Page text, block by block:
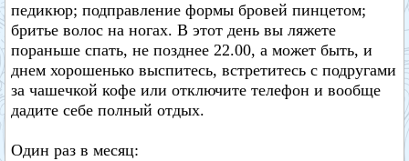
педикюр; подправление формы бровей пинцетом;
бритье волос на ногах. В этот день вы ляжете
пораньше спать, не позднее 22.00, а может быть, и
днем хорошенько выспитесь, встретитесь с подругами
за чашечкой кофе или отключите телефон и вообще
дадите себе полный отдых.
Один раз в месяц: